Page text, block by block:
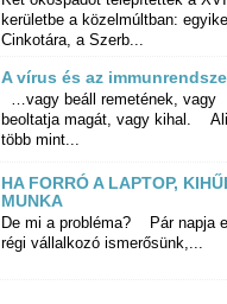
Cinkotára, a Szerb...
A vírus és az
…vagy beáll remetének, vagy
beoltatja magát, vagy kihal. Alig
több mint...
HA FORRÓ A LAPTOP,
MUNKA
De mi a probléma? Pár napja
régi vállalkozó ismerősünk,...